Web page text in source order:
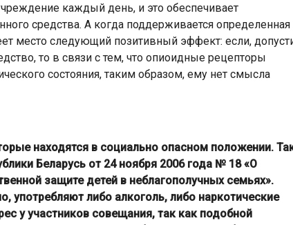
каждый день, и это обеспечивает
средства. А когда поддерживается определенная
место следующий позитивный эффект: если,
то в связи с тем, что опиоидные рецепторы
состояния, таким образом, ему нет смысла
находятся в социально опасном положении.
Беларусь от 24 ноября 2006 года № 18 «О
защите детей в неблагополучных семьях».
употребляют либо алкоголь, либо наркотические
у участников совещания, так как подобной